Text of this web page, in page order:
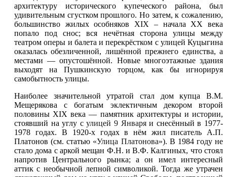
архитектуру исторического купеческого района, был
удивительным сгустком прошлого. Но затем, к сожалению,
большинство жилых особняков XIX – начала XX века
попало под снос; вся нечётная сторона улицы между
театром оперы и балета и перекрёстком с улицей Куцыгина
оказалась обезличенной, лишённой прежнего единства, а
местами — опустошённой. Новые многоэтажные здания
выходят на Пушкинскую торцом, как бы игнорируя
самобытность улицы.
Наиболее значительной утратой стал дом купца В.М.
Мещерякова с богатым эклектичным декором второй
половины XIX века — памятник архитектуры и истории,
стоявший на углу сулицей 9 Январяи снесённый в 1977-
1978 годах. В 1920-х годах в нём жил писатель А.П.
Платонов (см. статью «Улица Платонова»). В 1984 году не
стало дома с аркой мещан Ф.Н. и В.Ф. Калгиных, что стоял
напротив Центрального рынка; а он имел интересный
аттик с необычной лепной символикой. Тогда же утрачен